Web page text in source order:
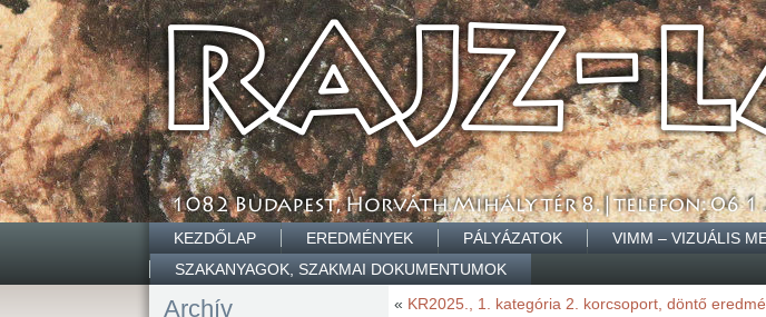
KEZDŐLAP EREDMÉNYEK PÁLYÁZATOK VIMM – VIZUÁLIS
SZAKANYAGOK, SZAKMAI DOKUMENTUMOK
Archív « KR2025., 1. kategória 2. korcsoport, döntő